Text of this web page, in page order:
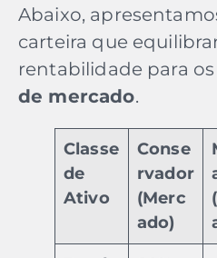
Abaixo,
carteira que
rentabilidade para
de mercado.
Classe
de
Ativo
Conse
rvador
(Merc
ado)